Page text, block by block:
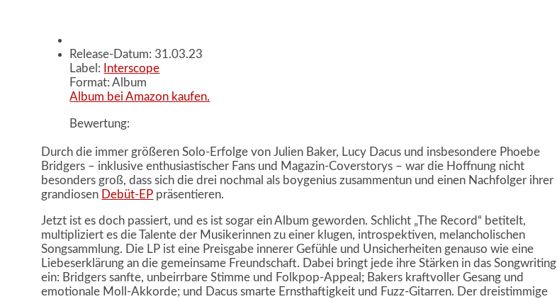
Release-Datum: 31.03.23
Label:
Interscope
Format: Album
Album bei Amazon kaufen.
Bewertung:
Durch die immer größeren Solo-Erfolge von Julien Baker, Lucy Dacus und insbesondere Phoebe
Bridgers – inklusive enthusiastischer Fans und Magazin-Coverstorys – war die Hoffnung nicht
besonders groß, dass sich die drei nochmal als boygenius zusammentun und einen Nachfolger ihrer
grandiosen Debüt-EP präsentieren.
Jetzt ist es doch passiert, und es ist sogar ein Album geworden. Schlicht „The Record“ betitelt,
multipliziert es die Talente der Musikerinnen zu einer klugen, introspektiven, melancholischen
Songsammlung. Die LP ist eine Preisgabe innerer Gefühle und Unsicherheiten genauso wie eine
Liebeserklärung an die gemeinsame Freundschaft. Dabei bringt jede ihre Stärken in das Songwriting
ein: Bridgers sanfte, unbeirrbare Stimme und Folkpop-Appeal; Bakers kraftvoller Gesang und
emotionale Moll-Akkorde; und Dacus smarte Ernsthaftigkeit und Fuzz-Gitarren. Der dreistimmige